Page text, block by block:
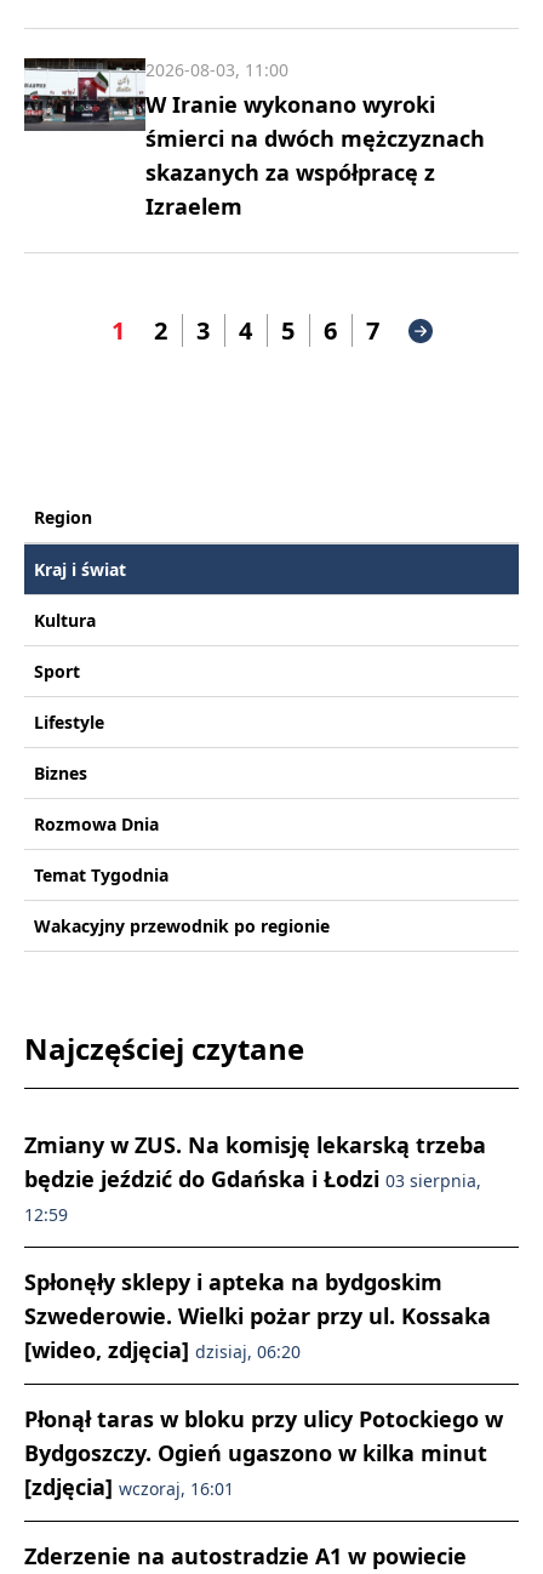
W Iranie wykonano wyroki
śmierci na dwóch mężczyznach
skazanych za współpracę z
Izraelem
2026-08-03, 11:00
1 2 3 4 5 6 7
Region
Kraj i świat
Kultura
Sport
Lifestyle
Biznes
Rozmowa Dnia
Temat Tygodnia
Wakacyjny przewodnik po regionie
Najczęściej czytane
Zmiany w ZUS. Na komisję lekarską trzeba
będzie jeździć do Gdańska i Łodzi 03 sierpnia,
12:59
Spłonęły sklepy i apteka na bydgoskim
Szwederowie. Wielki pożar przy ul. Kossaka
[wideo, zdjęcia] dzisiaj, 06:20
Płonął taras w bloku przy ulicy Potockiego w
Bydgoszczy. Ogień ugaszono w kilka minut
[zdjęcia] wczoraj, 16:01
Zderzenie na autostradzie A1 w powiecie